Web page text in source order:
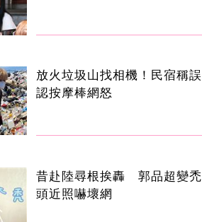
放火垃圾山找相機！民宿稱誤
認按摩棒網怒
昔赴陸尋根挨轟 郭品超變禿
頭近照嚇壞網